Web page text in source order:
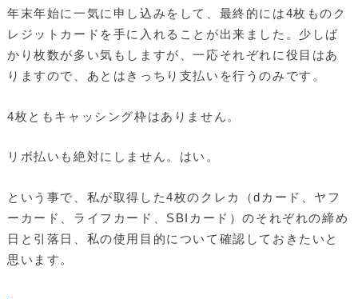
年末年始に一気に申し込みをして、最終的には4枚ものク
レジットカードを手に入れることが出来ました。少しば
かり枚数が多い気もしますが、一応それぞれに役目はあ
りますので、あとはきっちり支払いを行うのみです。
4枚ともキャッシング枠はありません。
リボ払いも絶対にしません。はい。
という事で、私が取得した4枚のクレカ（dカード、ヤフ
ーカード、ライフカード、SBIカード）のそれぞれの締め
日と引落日、私の使用目的について確認しておきたいと
思います。